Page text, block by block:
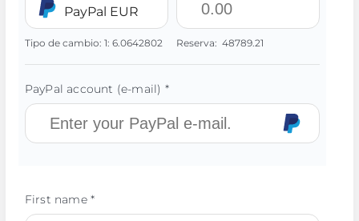
PayPal EUR
Tipo de cambio: 1: 6.0642802 Reserva: 48789.21
PayPal account (e-mail) *
First name *